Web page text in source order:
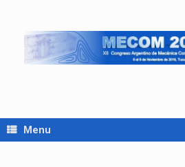
Menu